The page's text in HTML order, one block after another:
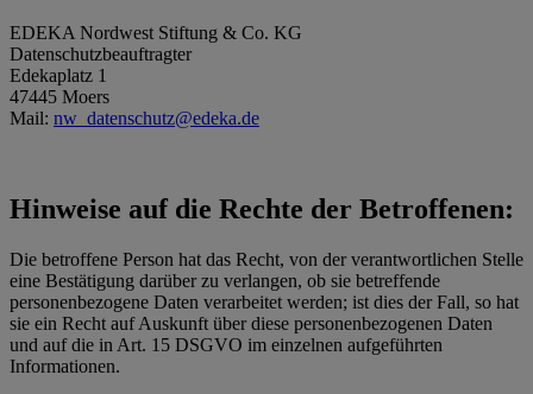
EDEKA Nordwest Stiftung & Co. KG
Datenschutzbeauftragter
Edekaplatz 1
47445 Moers
Mail: nw_datenschutz@edeka.de
Hinweise auf die Rechte der Betroffenen:
Die betroffene Person hat das Recht, von der verantwortlichen Stelle
eine Bestätigung darüber zu verlangen, ob sie betreffende
personenbezogene Daten verarbeitet werden; ist dies der Fall, so hat
sie ein Recht auf Auskunft über diese personenbezogenen Daten
und auf die in Art. 15 DSGVO im einzelnen aufgeführten
Informationen.